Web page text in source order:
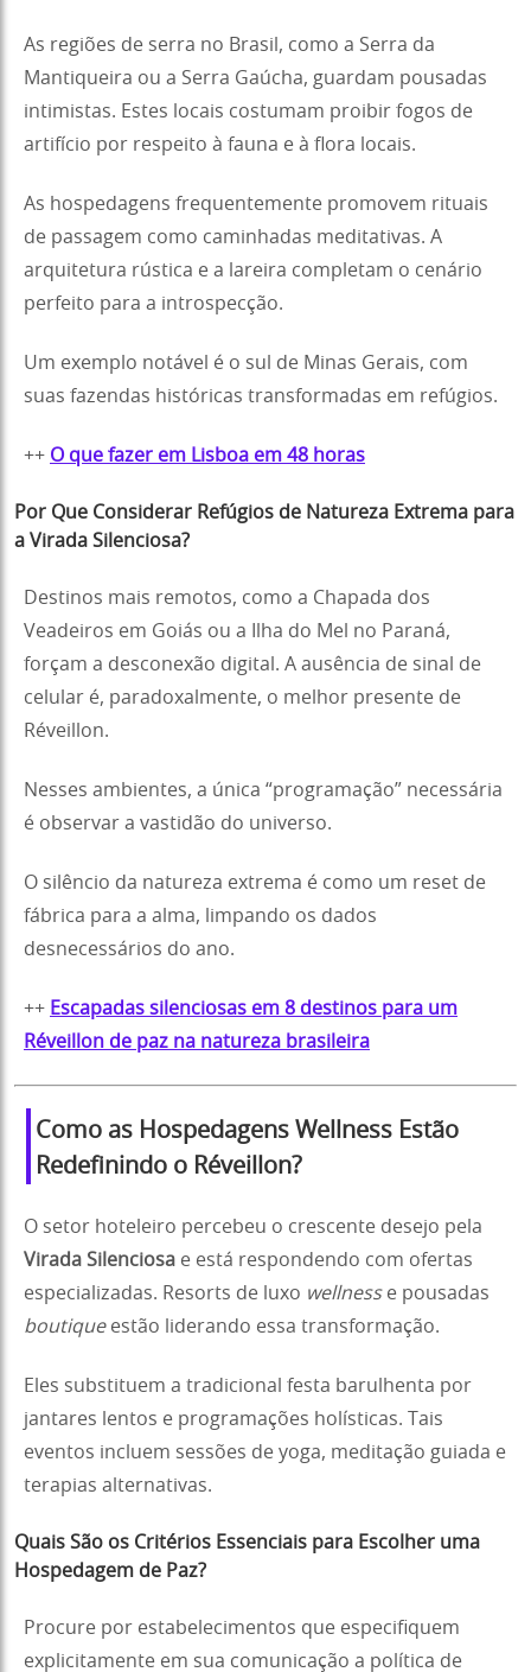
As regiões de serra no Brasil, como a Serra da
Mantiqueira ou a Serra Gaúcha, guardam pousadas
intimistas. Estes locais costumam proibir fogos de
artifício por respeito à fauna e à flora locais.
As hospedagens frequentemente promovem rituais
de passagem como caminhadas meditativas. A
arquitetura rústica e a lareira completam o cenário
perfeito para a introspecção.
Um exemplo notável é o sul de Minas Gerais, com
suas fazendas históricas transformadas em refúgios.
++ O que fazer em Lisboa em 48 horas
Por Que Considerar Refúgios de Natureza Extrema para
a Virada Silenciosa?
Destinos mais remotos, como a Chapada dos
Veadeiros em Goiás ou a Ilha do Mel no Paraná,
forçam a desconexão digital. A ausência de sinal de
celular é, paradoxalmente, o melhor presente de
Réveillon.
Nesses ambientes, a única “programação” necessária
é observar a vastidão do universo.
O silêncio da natureza extrema é como um reset de
fábrica para a alma, limpando os dados
desnecessários do ano.
++ Escapadas silenciosas em 8 destinos para um
Réveillon de paz na natureza brasileira
Como as Hospedagens Wellness Estão
Redefinindo o Réveillon?
O setor hoteleiro percebeu o crescente desejo pela
Virada Silenciosa e está respondendo com ofertas
especializadas. Resorts de luxo wellnesse pousadas
boutiqueestão liderando essa transformação.
Eles substituem a tradicional festa barulhenta por
jantares lentos e programações holísticas. Tais
eventos incluem sessões de yoga, meditação guiada e
terapias alternativas.
Quais São os Critérios Essenciais para Escolher uma
Hospedagem de Paz?
Procure por estabelecimentos que especifiquem
explicitamente em sua comunicação a política de